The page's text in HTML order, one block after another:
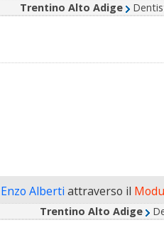
Trentino Alto Adige
Alberti attraverso il
Trentino Alto Adige